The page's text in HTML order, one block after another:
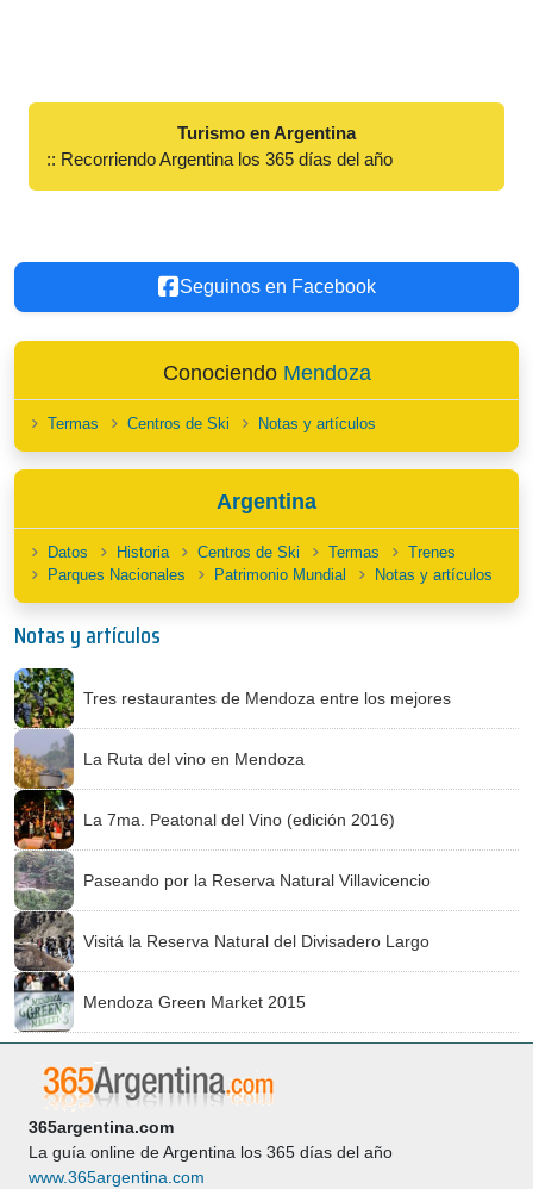
Turismo en Argentina
:: Recorriendo Argentina los 365 días del año
Seguinos en Facebook
Conociendo Mendoza
Termas Centros de Ski Notas y artículos
Argentina
Datos Historia Centros de Ski Termas
Trenes
Parques Nacionales
Patrimonio Mundial Notas y artículos
Notas y artículos
Tres restaurantes de Mendoza entre los mejores
La Ruta del vino en Mendoza
La 7ma. Peatonal del Vino (edición 2016)
Paseando por la Reserva Natural Villavicencio
Visitá la Reserva Natural del Divisadero Largo
Mendoza Green Market 2015
365argentina.com
La guía online de Argentina los 365 días del año
www.365argentina.com